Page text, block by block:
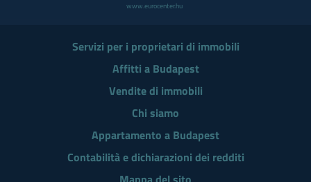
www.eurocenter.hu
Servizi per i proprietari di immobili
Affitti a Budapest
Vendite di immobili
Chi siamo
Appartamento a Budapest
Contabilità e dichiarazioni dei redditi